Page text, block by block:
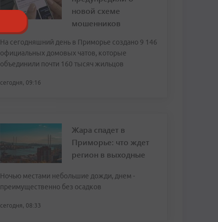
новой схеме
мошенников
На сегодняшний день в Приморье создано 9 146
официальных домовых чатов, которые
объединили почти 160 тысяч жильцов
сегодня, 09:16
Жара спадет в
Приморье: что ждет
регион в выходные
Ночью местами небольшие дожди, днем -
преимущественно без осадков
сегодня, 08:33